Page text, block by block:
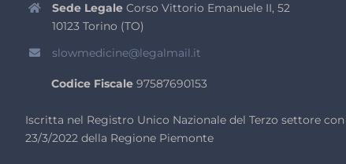
Sede LegaleCorso Vittorio Emanuele II, 52
10123 Torino (TO)
slowmedicine@legalmail.it
Codice Fiscale97587690153
Iscritta nel Registro Unico Nazionale del Terzo settore con
23/3/2022 della Regione Piemonte